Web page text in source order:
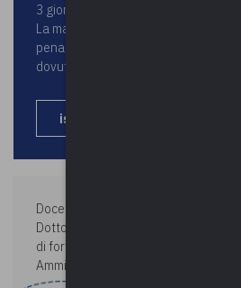
3 giorni dall’evento a
La mancata comunicazione
penale pari al 50% della quota di
dovuta.
iscriviti
Docente:
Dottore di ricerca in Diritto
di formazione per dipendenti della
Amministrazione, Funzionario di Ente